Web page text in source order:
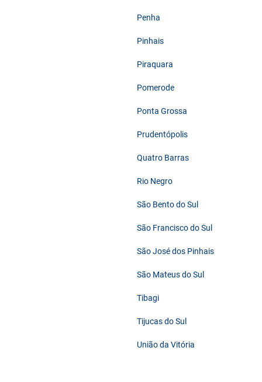
Penha
Pinhais
Piraquara
Pomerode
Ponta Grossa
Prudentópolis
Quatro Barras
Rio Negro
São Bento do Sul
São Francisco do Sul
São José dos Pinhais
São Mateus do Sul
Tibagi
Tijucas do Sul
União da Vitória